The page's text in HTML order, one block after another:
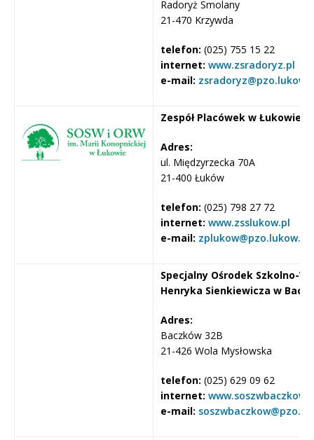
Radoryż Smolany
21-470 Krzywda
telefon: (025) 755 15 22
internet: www.zsradoryz.pl
e-mail:
Zespół Placówek w Łukowie
Adres:
ul. Międzyrzecka 70A
21-400 Łuków
telefon: (025) 798 27 72
internet: www.zsslukow.pl
e-mail: zplukow@pzo.lukow.pl
Specjalny Ośrodek Szkolno-
Henryka Sienkiewicza w
Adres:
Baczków 32B
21-426 Wola Mysłowska
telefon: (025) 629 09 62
internet:
e-mail: